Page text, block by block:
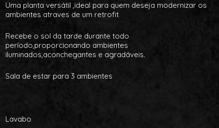
Uma planta versátil ,ideal para quem deseja modernizar os
ambientes atraves de um retrofit
Recebe o sol da tarde durante todo
período,proporcionando ambientes
iluminados,aconchegantes e agradáveis.
Sala de estar para 3 ambientes
Lavabo